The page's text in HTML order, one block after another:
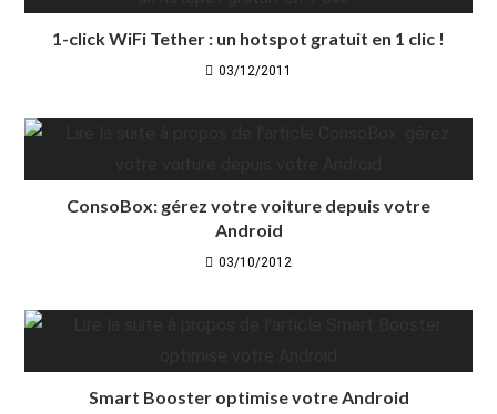
1-click WiFi Tether : un hotspot gratuit en 1 clic !
03/12/2011
ConsoBox: gérez votre voiture depuis votre
Android
03/10/2012
Smart Booster optimise votre Android